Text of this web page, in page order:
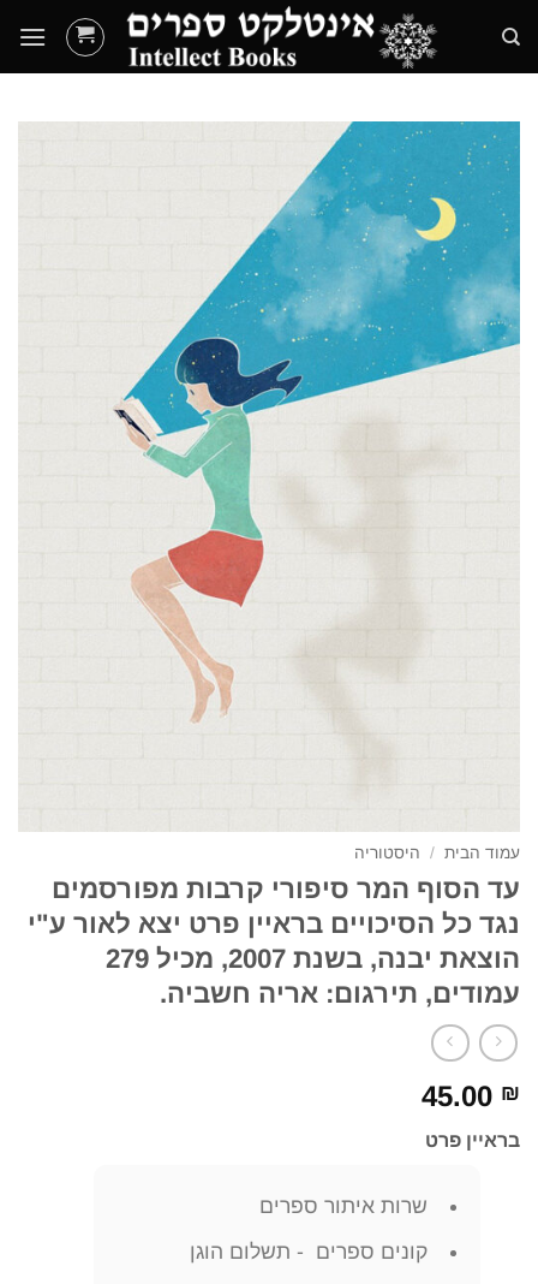
content
עמוד הבית / היסטוריה
עד הסוף המר סיפורי קרבות מפורסמים
נגד כל הסיכויים בראיין פרט יצא לאור ע"י
הוצאת יבנה, בשנת 2007, מכיל 279
עמודים, תירגום: אריה חשביה.
45.00 ₪
בראיין פרט
שרות איתור ספרים
קונים ספרים - תשלום הוגן